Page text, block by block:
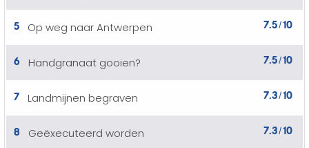
5 Op weg naar Antwerpen 7.5/10
6 Handgranaat gooien? 7.5/10
7 Landmijnen begraven 7.3/10
8 Geëxecuteerd worden 7.3/10